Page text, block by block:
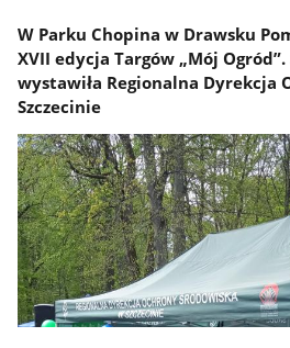
W Parku Chopina w Drawsku
XVII edycja Targów „Mój
wystawiła Regionalna Dyrekcja
Szczecinie